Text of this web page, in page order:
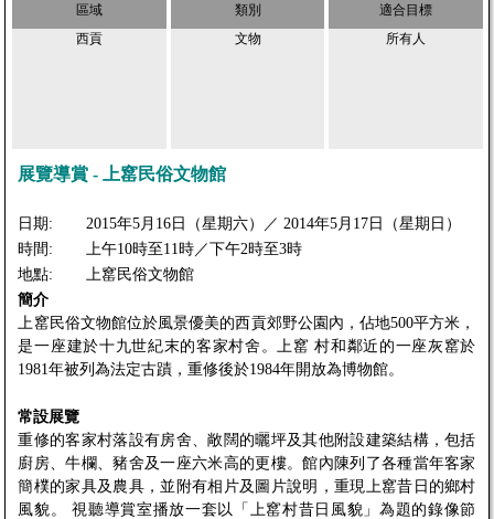
區域
西貢
類別
文物
適合目標
所有人
展覽導賞 - 上窰民俗文物館
日期:
2015年5月16日（星期六）／ 2014年5月17日（星期日）
時間:
上午10時至11時／下午2時至3時
地點:
上窰民俗文物館
簡介
上窰民俗文物館位於風景優美的西貢郊野公園內，佔地500平方米，
是一座建於十九世紀末的客家村舍。上窰 村和鄰近的一座灰窰於
1981年被列為法定古蹟，重修後於1984年開放為博物館。
常設展覽
重修的客家村落設有房舍、敞闊的曬坪及其他附設建築結構，包括
廚房、牛欄、豬舍及一座六米高的更樓。館內陳列了各種當年客家
簡樸的家具及農具，並附有相片及圖片說明，重現上窰昔日的鄉村
風貌。 視聽導賞室播放一套以「上窰村昔日風貌」為題的錄像節